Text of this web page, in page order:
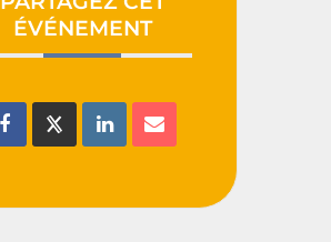
ÉVÉNEMENT